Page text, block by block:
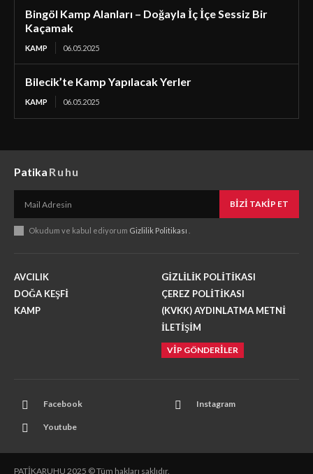
Bingöl Kamp Alanları – Doğayla İç İçe Sessiz Bir
Kaçamak
KAMP 06.05.2025
Bilecik’te Kamp Yapılacak Yerler
KAMP 06.05.2025
Patika Ruhu
BIZI TAKIP ET
Okudum ve kabul ediyorum Gizlilik Politikası
AVCILIK
DOĞA KEŞFİ
KAMP
GİZLİLİK POLİTİKASI
ÇEREZ POLİTİKASI
(KVKK) AYDINLATMA METNİ
İLETİŞİM
VİP GÖNDERİLER
Facebook Instagram
Youtube
PATİKARUHU 2025 © Tüm hakları saklıdır.